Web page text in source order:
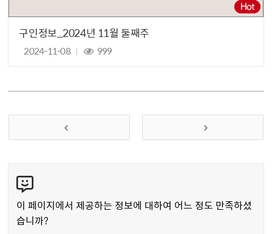
구인정보_2024년 11월 둘째주
2024-11-08 999
텐
츠
만
이 페이지에서 제공하는 정보에 대하여 어느 정도 만족하셨
습니까?